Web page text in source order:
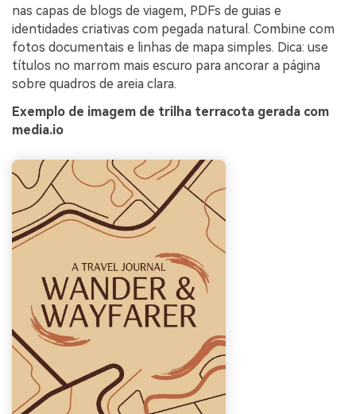
nas capas de blogs de viagem, PDFs de guias e
identidades criativas com pegada natural. Combine com
fotos documentais e linhas de mapa simples. Dica: use
títulos no marrom mais escuro para ancorar a página
sobre quadros de areia clara.
Exemplo de imagem de trilha terracota gerada com
media.io